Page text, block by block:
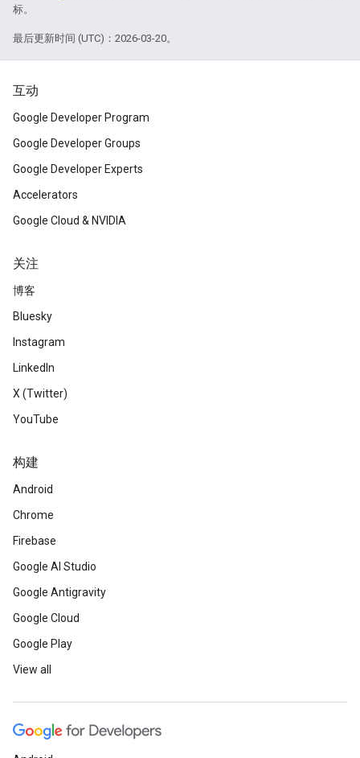
标。
最后更新时间 (UTC)：2026-03-20。
互动
Google Developer Program
Google Developer Groups
Google Developer Experts
Accelerators
Google Cloud & NVIDIA
关注
博客
Bluesky
Instagram
LinkedIn
X (Twitter)
YouTube
构建
Android
Chrome
Firebase
Google AI Studio
Google Antigravity
Google Cloud
Google Play
View all